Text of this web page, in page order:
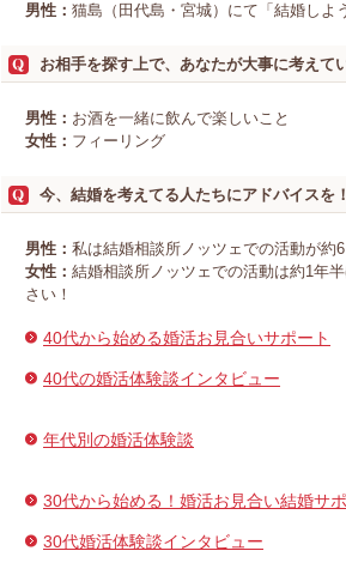
男性： 猫島（田代島・宮城）にて「結婚しよ
お相手を探す上で、あなたが大事に考えて
男性： お酒を一緒に飲んで楽しいこと
女性： フィーリング
今、結婚を考えてる人たちにアドバイスを！
男性： 私は結婚相談所ノッツェでの活動が約
女性： 結婚相談所ノッツェでの活動は約1年
さい！
40代から始める婚活お見合いサポート
40代の婚活体験談インタビュー
年代別の婚活体験談
30代から始める！婚活お見合い結婚サ
30代婚活体験談インタビュー